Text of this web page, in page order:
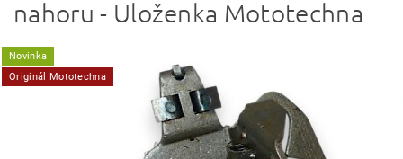
nahoru - Uloženka Mototechna
Novinka
Originál Mototechna